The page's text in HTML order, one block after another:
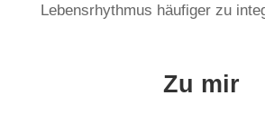
Lebensrhythmus häufiger zu
Zu mir